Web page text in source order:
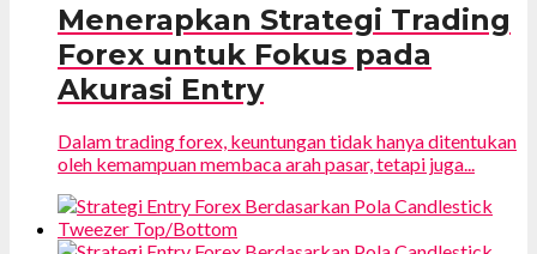
Menerapkan Strategi Trading
Forex untuk Fokus pada
Akurasi Entry
Dalam trading forex, keuntungan tidak hanya ditentukan
oleh kemampuan membaca arah pasar, tetapi juga...